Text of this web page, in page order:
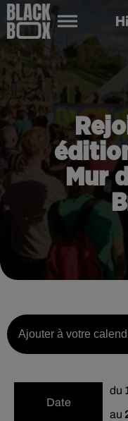
Mur
Ajouter à votre
Date
du
au